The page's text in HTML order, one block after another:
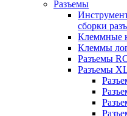
Разъемы
сборки
Клеммные
Клеммы
Разъемы
Разъемы